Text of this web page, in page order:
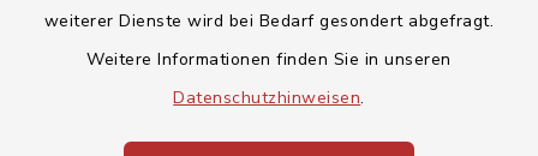
weiterer Dienste wird bei Bedarf gesondert abgefragt.
Weitere Informationen finden Sie in unseren
Datenschutzhinweisen.
Barrierefreiheit